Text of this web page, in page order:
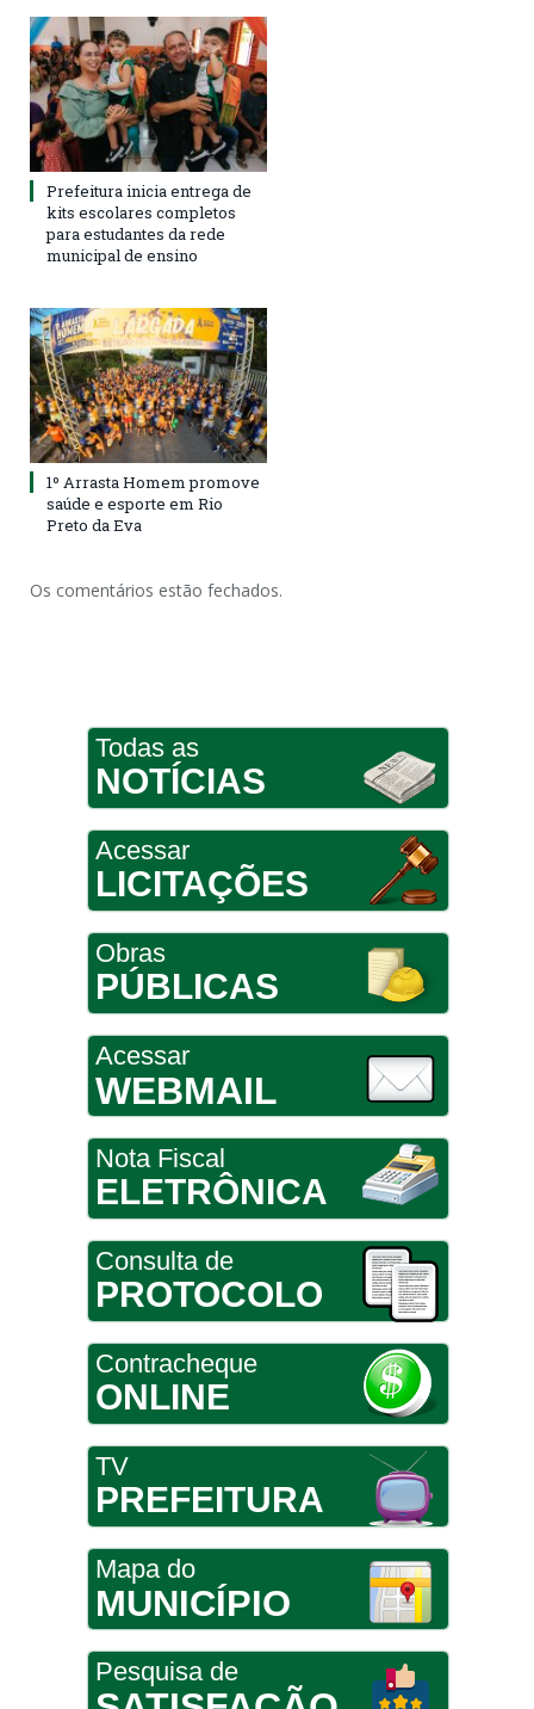
Prefeitura inicia entrega de
kits escolares completos
para estudantes da rede
municipal de ensino
1º Arrasta Homem promove
saúde e esporte em Rio
Preto da Eva
Os comentários estão fechados.
Todas as
NOTÍCIAS
Acessar
LICITAÇÕES
Obras
PÚBLICAS
Acessar
WEBMAIL
Nota Fiscal
ELETRÔNICA
Consulta de
PROTOCOLO
Contracheque
ONLINE
TV
PREFEITURA
Mapa do
MUNICÍPIO
Pesquisa de